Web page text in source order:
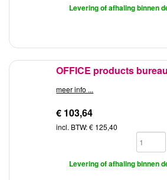
Levering of afhaling binnen
OFFICE products
meer info ...
€ 103,64
incl. BTW: € 125,40
Levering of afhaling binnen